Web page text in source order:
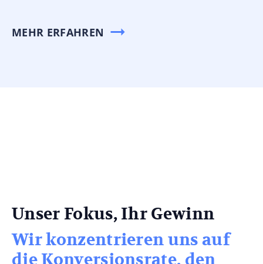
MEHR ERFAHREN
Unser Fokus, Ihr Gewinn
Wir konzentrieren uns auf